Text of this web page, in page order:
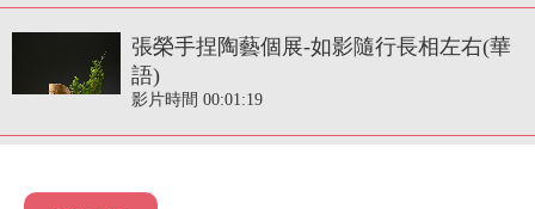
張榮手捏陶藝個展-如影隨行長相左右(華
語)
影片時間 00:01:19
影片時間 00:01:25